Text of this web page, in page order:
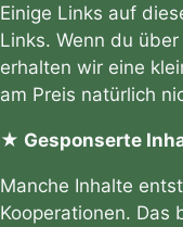
Einige Links auf
Links. Wenn du
erhalten wir eine
am Preis natürlich
★ Gesponserte
Manche Inhalte
Kooperationen. Das